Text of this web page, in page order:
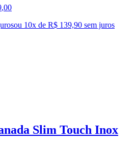
,00
ou 10x de R$ 139,90 sem juros
Slim Touch Inox